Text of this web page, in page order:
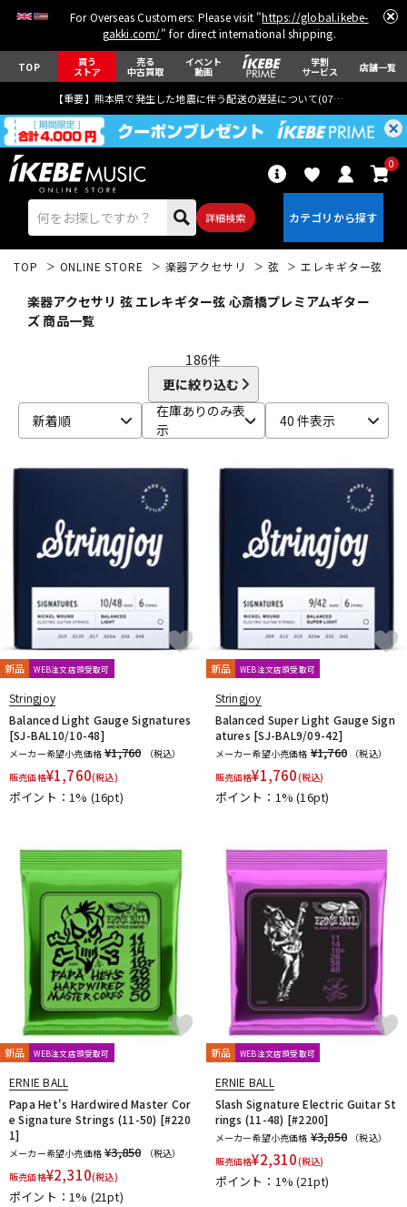
For Overseas Customers: Please visit "https://global.ikebe-
gakki.com/" for direct international shipping.
TOP 買う
ストア
売る
中古買取
イベント
動画
学割
サービス 店舗一覧
【重要】熊本県で発生した地震に伴う配送の遅延について(07月29日
詳細検索
0
ベース ウクレレ
キーボード 電子ピアノ
管楽器 その他楽器
DJ機器 DTM
配信/ライブ機器 楽器アクセサリ
中古 ヴィンテージ
TOP ONLINE STORE 楽器アクセサリ 弦 エレキギター弦
楽器アクセサリ 弦 エレキギター弦 心斎橋プレミアムギター
ズ 商品一覧
186件
更に絞り込む
新着順
在庫ありのみ表
示
40 件表示
新品 WEB注文店頭受取可
Stringjoy
Balanced Light Gauge Signatures
[SJ-BAL10/10-48]
メーカー希望小売価格 ¥1,760
（税込）
販売価格¥1,760(税込)
ポイント：1% (16pt)
新品 WEB注文店頭受取可
Stringjoy
Balanced Super Light Gauge Sign
atures [SJ-BAL9/09-42]
メーカー希望小売価格 ¥1,760
（税込）
販売価格¥1,760(税込)
ポイント：1%(16pt)
新品 WEB注文店頭受取可
ERNIE BALL
Papa Het's Hardwired Master Cor
e Signature Strings (11-50) [#220
1]
メーカー希望小売価格 ¥3,850
（税込）
販売価格¥2,310(税込)
ポイント：1% (21pt)
新品 WEB注文店頭受取可
ERNIE BALL
Slash Signature Electric Guitar St
rings (11-48) [#2200]
メーカー希望小売価格 ¥3,850
（税込）
販売価格¥2,310(税込)
ポイント：1%(21pt)